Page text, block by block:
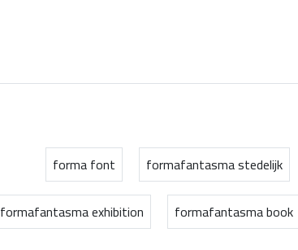
formafantasma stedelijk
forma font
formafantasma book
formafantasma exhibition